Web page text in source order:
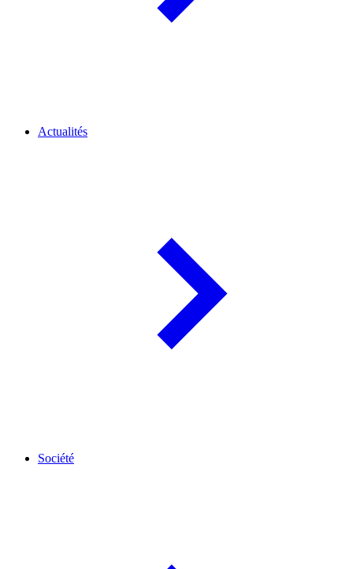
Actualités
Société